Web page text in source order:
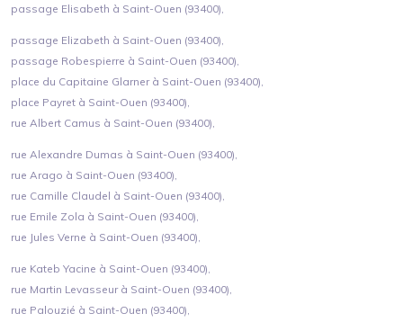
passage Elisabeth à Saint-Ouen (93400),
passage Elizabeth à Saint-Ouen (93400),
passage Robespierre à Saint-Ouen (93400),
place du Capitaine Glarner à Saint-Ouen (93400),
place Payret à Saint-Ouen (93400),
rue Albert Camus à Saint-Ouen (93400),
rue Alexandre Dumas à Saint-Ouen (93400),
rue Arago à Saint-Ouen (93400),
rue Camille Claudel à Saint-Ouen (93400),
rue Emile Zola à Saint-Ouen (93400),
rue Jules Verne à Saint-Ouen (93400),
rue Kateb Yacine à Saint-Ouen (93400),
rue Martin Levasseur à Saint-Ouen (93400),
rue Palouzié à Saint-Ouen (93400),